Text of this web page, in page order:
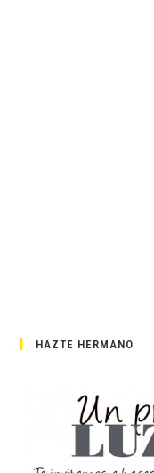
HAZTE HERMANO